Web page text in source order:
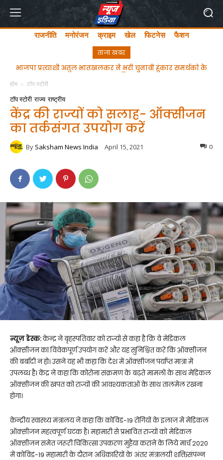
राजनीति मनोरंजन क्राइम खेल फिटनेस फैशन
ताजा खबर
भाजपा प्रत्याशी अतुल भातखलकर ने भरी चुनावी हुंकार समर्थको के
होम टॉप स्टोरी
टॉप स्टोरी राज्य राष्ट्रीय
केंद्र की राज्यों को सलाह- ऑक्सीजन
का तर्कसंगत उपयोग करें
By Saksham News India April 15, 2021 0
न्यूज़ डेस्क:केन्द्र ने बृहस्पतिवार को राज्यों से कहा है कि वे मेडिकल
ऑक्सीजन का विवेकपूर्ण उपयोग करें और यह सुनिश्चित करें कि ऑक्सीजन
की बर्बादी न हो। उसने यह भी कहा कि देश में ऑक्सीजन पर्याप्त मात्रा में
उपलब्ध है। केंद्र ने कहा कि कोरोना संक्रमण के बढ़ते मामलों के साथ मेडिकल
ऑक्सीजन की खपत को राज्यों की आवश्यकताओं के साथ तालमेल रखना
होगा।
केन्द्रीय स्वास्थ्य मंत्रालय ने कहा कि कोविड-19 रोगियों के इलाज में मेडिकल
ऑक्सीजन महत्वपूर्ण घटक है। महामारी से प्रभावित राज्यों को मेडिकल
ऑक्सीजन समेत जरूरी चिकित्सा उपकरण मुहैया कराने के लिये मार्च 2020
में कोविड-19 महामारी के दौरान अधिकारियों के अंतर मंत्रालयी शक्तिसंपन्न